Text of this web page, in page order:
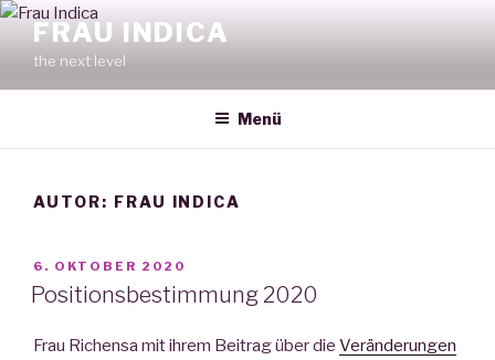
Zum
Inhalt
springen
FRAU INDICA
the next level
Menü
AUTOR: FRAU INDICA
VERÖFFENTLICHT
AM
6. OKTOBER 2020
Positionsbestimmung 2020
Frau Richensa mit ihrem Beitrag über die Veränderungen